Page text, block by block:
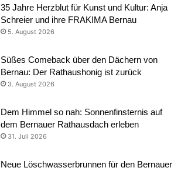
35 Jahre Herzblut für Kunst und Kultur: Anja
Schreier und ihre FRAKIMA Bernau
5. August 2026
Süßes Comeback über den Dächern von
Bernau: Der Rathaushonig ist zurück
3. August 2026
Dem Himmel so nah: Sonnenfinsternis auf
dem Bernauer Rathausdach erleben
31. Juli 2026
Neue Löschwasserbrunnen für den Bernauer